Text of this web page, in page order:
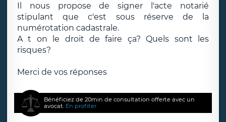
Il nous propose de signer l'acte notarié
stipulant que c'est sous réserve de la
numérotation cadastrale.
A t on le droit de faire ça? Quels sont les
risques?
Merci de vos réponses
Bénéficiez de 20min de consultation offerte avec un
avocat. En profiter